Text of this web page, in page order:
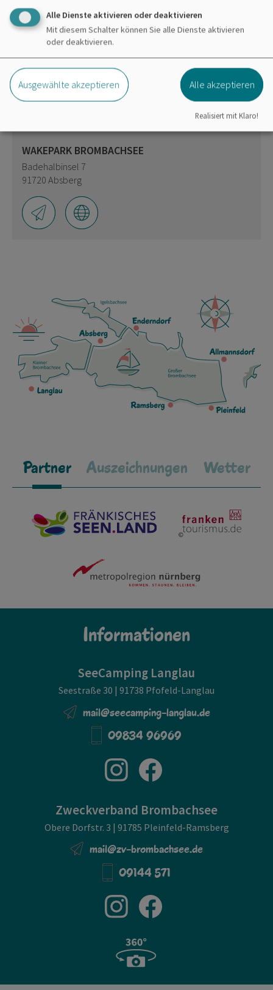
Möchten Sie von
Ja
WAKEPARK BROMBACHSEE
Badehalbinsel 7
91720 Absberg
Partner Auszeichnungen Wetter
Informationen
SeeCamping Langlau
Seestraße 30 | 91738 Pfofeld-Langlau
mail@seecamping-langlau.de
09834 96969
Zweckverband Brombachsee
Obere Dorfstr. 3 | 91785 Pleinfeld-Ramsberg
mail@zv-brombachsee.de
09144 571
Alle Dienste aktivieren oder deaktivieren
Mit diesem Schalter können Sie alle Dienste aktivieren
oder deaktivieren.
Ausgewählte akzeptieren Alle akzeptieren
Realisiert mit Klaro!